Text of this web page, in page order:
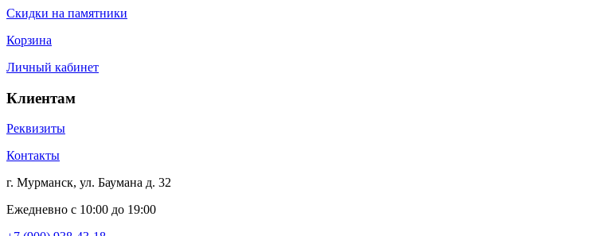
Скидки на памятники
Корзина
Личный кабинет
Клиентам
Реквизиты
Контакты
г. Мурманск, ул. Баумана д. 32
Ежедневно с 10:00 до 19:00